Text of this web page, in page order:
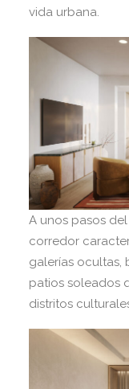
vida urbana.
A unos pasos
corredor
galerías ocultas,
patios soleados
distritos